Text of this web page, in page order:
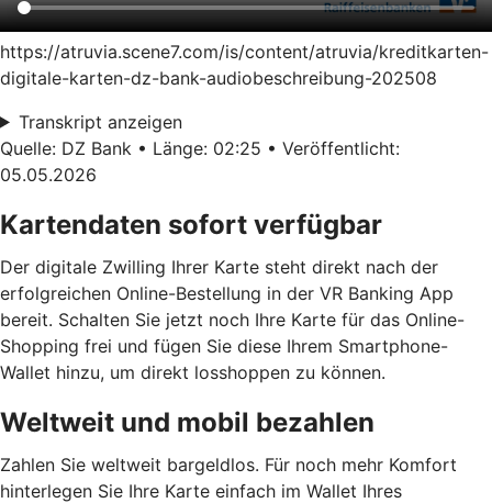
https://atruvia.scene7.com/is/content/atruvia/kreditkarten-
digitale-karten-dz-bank-audiobeschreibung-202508
Transkript anzeigen
Quelle: DZ Bank • Länge: 02:25 • Veröffentlicht:
05.05.2026
Kartendaten sofort verfügbar
Der digitale Zwilling Ihrer Karte steht direkt nach der
erfolgreichen Online-Bestellung in der VR Banking App
bereit. Schalten Sie jetzt noch Ihre Karte für das Online-
Shopping frei und fügen Sie diese Ihrem Smartphone-
Wallet hinzu, um direkt losshoppen zu können.
Weltweit und mobil bezahlen
Zahlen Sie weltweit bargeldlos. Für noch mehr Komfort
hinterlegen Sie Ihre Karte einfach im Wallet Ihres